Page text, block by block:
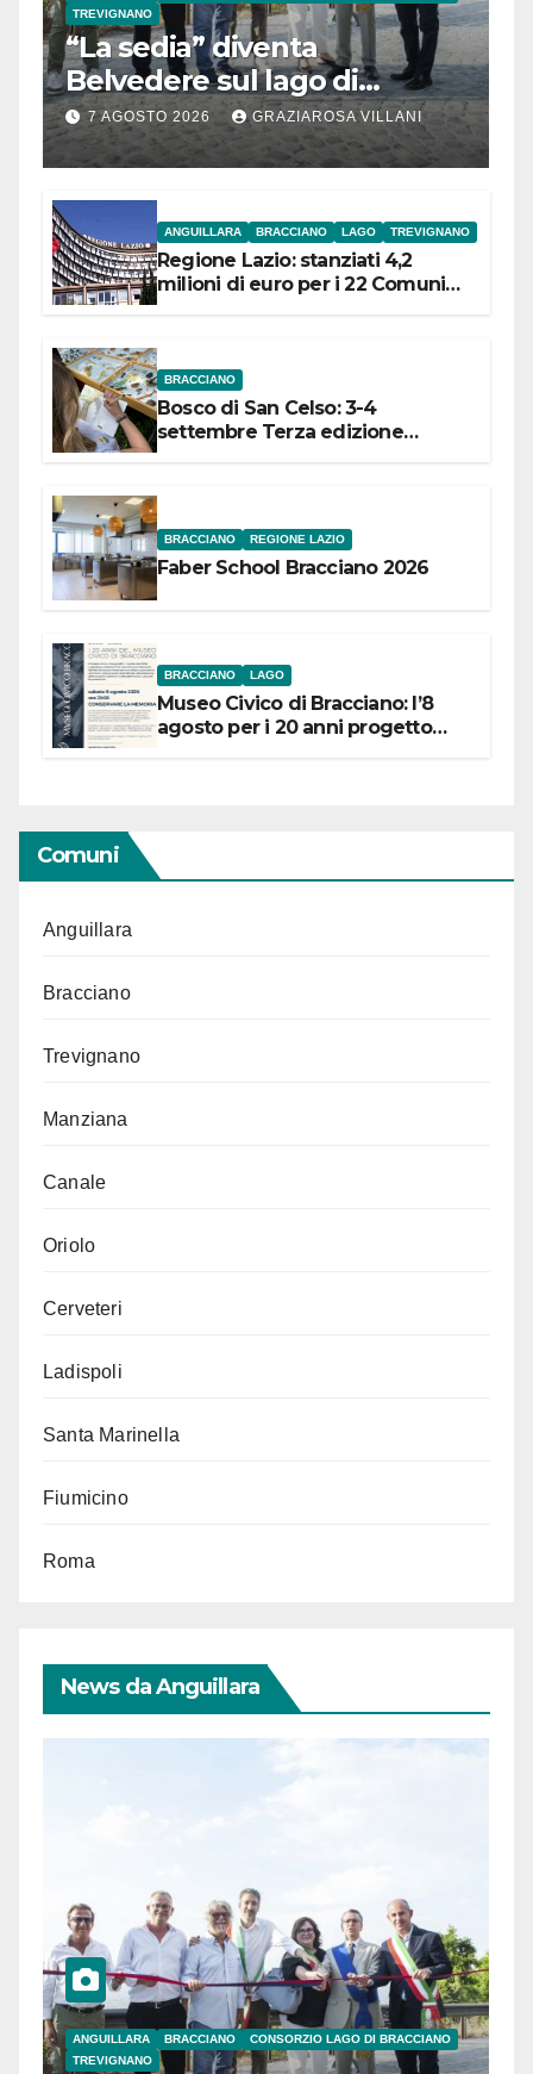
TREVIGNANO
“La sedia” diventa
Belvedere sul lago di
Bracciano: ieri
l’inaugurazione
7 AGOSTO 2026 GRAZIAROSA VILLANI
ANGUILLARA BRACCIANO LAGO TREVIGNANO
Regione Lazio: stanziati 4,2
milioni di euro per i 22 Comuni
BRACCIANO
Bosco di San Celso: 3-4
settembre Terza edizione
BRACCIANO REGIONE LAZIO
Faber School Bracciano 2026
BRACCIANO LAGO
Museo Civico di Bracciano: l’8
agosto per i 20 anni progetto
Comuni
Anguillara
Bracciano
Trevignano
Manziana
Canale
Oriolo
Cerveteri
Ladispoli
Santa Marinella
Fiumicino
Roma
News da Anguillara
ANGUILLARA BRACCIANO
CONSORZIO LAGO DI BRACCIANO
TREVIGNANO